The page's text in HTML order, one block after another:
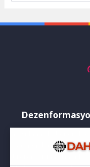
Yayınlanan haberler
rağmen bazı
bilgiler